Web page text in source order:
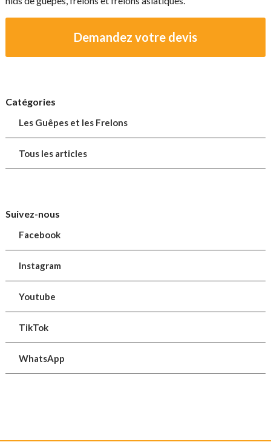
Demandez votre devis
Catégories
Les Guêpes et les Frelons
Tous les articles
Suivez-nous
Facebook
Instagram
Youtube
TikTok
WhatsApp